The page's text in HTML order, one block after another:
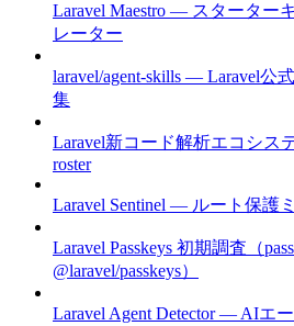
Laravel Maestro — スターター
レーター
laravel/agent-skills — Laravel公
集
Laravel新コード解析エコシス
roster
Laravel Sentinel — ルート保護
Laravel Passkeys 初期調査（
@laravel/passkeys）
Laravel Agent Detector — AIエ